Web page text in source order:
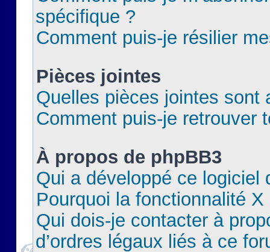
spécifique ?
Comment puis-je résilier
Pièces jointes
Quelles pièces jointes sont
Comment puis-je retrouver
À propos de phpBB3
Qui a développé ce logiciel
Pourquoi la fonctionnalité X
Qui dois-je contacter à
d’ordres légaux liés à ce